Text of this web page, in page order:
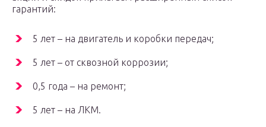
гарантий:
5 лет – на двигатель и коробки передач;
5 лет – от сквозной коррозии;
0,5 года – на ремонт;
5 лет – на ЛКМ.